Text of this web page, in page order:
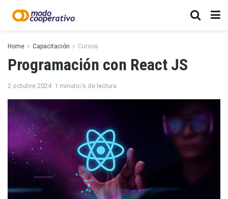
Home Capacitación Cursos
Programación con React JS
2 octubre 2024 1 minuto/s de lectura